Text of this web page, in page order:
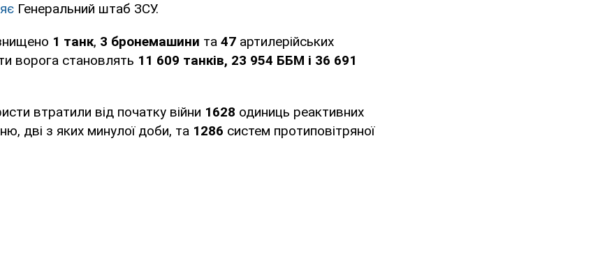
Генеральний штаб ЗСУ.
1 танк, 3 бронемашини та 47 артилерійських
ворога становлять 11 609 танків, 23 954 ББМ і 36 691
втратили від початку війни 1628 одиниць реактивних
дві з яких минулої доби, та 1286 систем протиповітряної